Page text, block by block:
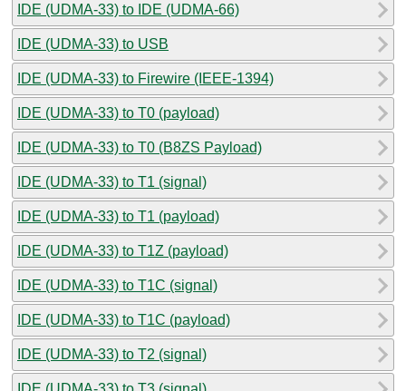
IDE (UDMA-33) to IDE (UDMA-66)
IDE (UDMA-33) to USB
IDE (UDMA-33) to Firewire (IEEE-1394)
IDE (UDMA-33) to T0 (payload)
IDE (UDMA-33) to T0 (B8ZS Payload)
IDE (UDMA-33) to T1 (signal)
IDE (UDMA-33) to T1 (payload)
IDE (UDMA-33) to T1Z (payload)
IDE (UDMA-33) to T1C (signal)
IDE (UDMA-33) to T1C (payload)
IDE (UDMA-33) to T2 (signal)